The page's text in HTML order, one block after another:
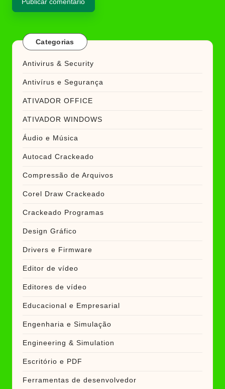
Categorias
Antivirus & Security
Antivírus e Segurança
ATIVADOR OFFICE
ATIVADOR WINDOWS
Áudio e Música
Autocad Crackeado
Compressão de Arquivos
Corel Draw Crackeado
Crackeado Programas
Design Gráfico
Drivers e Firmware
Editor de vídeo
Editores de vídeo
Educacional e Empresarial
Engenharia e Simulação
Engineering & Simulation
Escritório e PDF
Ferramentas de desenvolvedor